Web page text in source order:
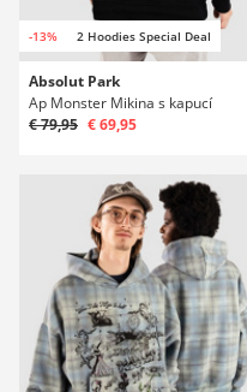
-13% 2 Hoodies Special Deal
Absolut Park
Ap Monster Mikina s kapucí
€ 79,95 € 69,95